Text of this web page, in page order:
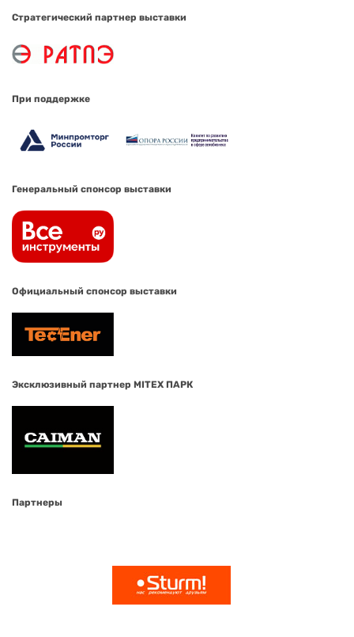
Стратегический партнер выставки
При поддержке
Генеральный спонсор выставки
Официальный спонсор выставки
Эксклюзивный партнер MITEX ПАРК
Партнеры